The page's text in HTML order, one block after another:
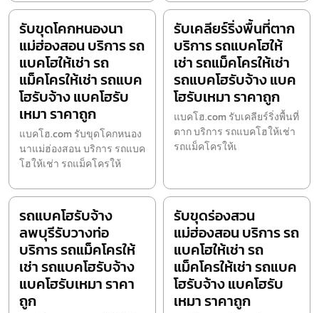
รับขุดโคกหนองนา
แม่ฮ่องสอน บริการ รถ
แบคโฮให้เช่า รถ
แม็คโครให้เช่า รถแบค
โฮรับจ้าง แบคโฮรับ
เหมา ราคาถูก
แบคโฮ.com รับขุดโคกหนอง
นาแม่ฮ่องสอน บริการ รถแบค
โฮให้เช่า รถแม็คโครให้
รับเคลียร์ริ่งพื้นที่ตาก
บริการ รถแบคโฮให้
เช่า รถแม็คโครให้เช่า
รถแบคโฮรับจ้าง แบค
โฮรับเหมา ราคาถูก
แบคโฮ.com รับเคลียร์ริ่งพื้นที่
ตาก บริการ รถแบคโฮให้เช่า
รถแม็คโครให้เ
รถแบคโฮรับจ้าง
ลพบุรีรับวางท่อ
บริการ รถแม็คโครให้
เช่า รถแบคโฮรับจ้าง
แบคโฮรับเหมา ราคา
ถูก
รับขุดร่องสวน
แม่ฮ่องสอน บริการ รถ
แบคโฮให้เช่า รถ
แม็คโครให้เช่า รถแบค
โฮรับจ้าง แบคโฮรับ
เหมา ราคาถูก